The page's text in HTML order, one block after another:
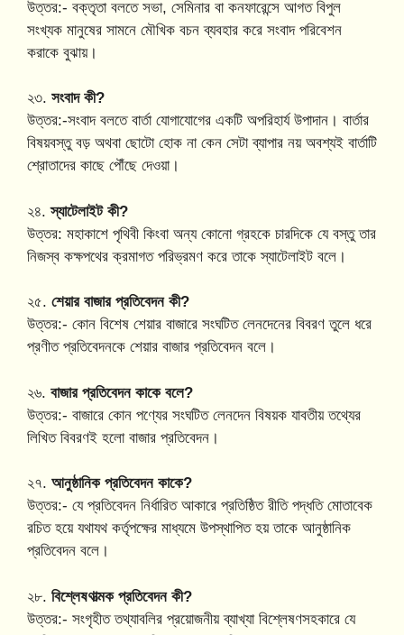
উত্তর:- বক্তৃতা বলতে সভা, সেমিনার বা কনফারেন্সে আগত বিপুল
সংখ্যক মানুষের সামনে মৌখিক বচন ব্যবহার করে সংবাদ পরিবেশন
করাকে বুঝায়।
২৩. সংবাদ কী?
উত্তর:-সংবাদ বলতে বার্তা যোগাযোগের একটি অপরিহার্য উপাদান। বার্তার
বিষয়বস্তু বড় অথবা ছোটো হোক না কেন সেটা ব্যাপার নয় অবশ্যই বার্তাটি
শ্রোতাদের কাছে পৌঁছে দেওয়া।
২৪.স্যাটেলাইট কী?
উত্তর: মহাকাশে পৃথিবী কিংবা অন্য কোনো গ্রহকে চারদিকে যে বস্তু তার
নিজস্ব কক্ষপথের ক্রমাগত পরিভ্রমণ করে তাকে স্যাটেলাইট বলে।
২৫. শেয়ার বাজার প্রতিবেদন কী?
উত্তর:- কোন বিশেষ শেয়ার বাজারে সংঘটিত লেনদেনের বিবরণ তুলে ধরে
প্রণীত প্রতিবেদনকে শেয়ার বাজার প্রতিবেদন বলে।
২৬. বাজার প্রতিবেদন কাকে বলে?
উত্তর:- বাজারে কোন পণ্যের সংঘটিত লেনদেন বিষয়ক যাবতীয় তথ্যের
লিখিত বিবরণই হলো বাজার প্রতিবেদন।
২৭. আনুষ্ঠানিক প্রতিবেদন কাকে?
উত্তর:- যে প্রতিবেদন নির্ধারিত আকারে প্রতিষ্ঠিত রীতি পদ্ধতি মোতাবেক
রচিত হয়ে যথাযথ কর্তৃপক্ষের মাধ্যমে উপস্থাপিত হয় তাকে আনুষ্ঠানিক
প্রতিবেদন বলে।
২৮. বিশ্লেষণাত্মক প্রতিবেদন কী?
উত্তর:- সংগৃহীত তথ্যাবলির প্রয়োজনীয় ব্যাখ্যা বিশ্লেষণসহকারে যে